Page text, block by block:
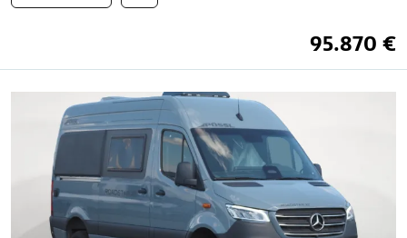
95.870 €